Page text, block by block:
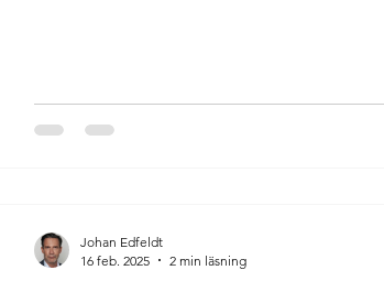
matlagningsaktiviteter och andra
Johan Edfeldt
16 feb. 2025
2 min läsning